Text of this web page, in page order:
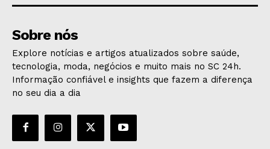
Sobre nós
Explore notícias e artigos atualizados sobre saúde,
tecnologia, moda, negócios e muito mais no SC 24h.
Informação confiável e insights que fazem a diferença
no seu dia a dia